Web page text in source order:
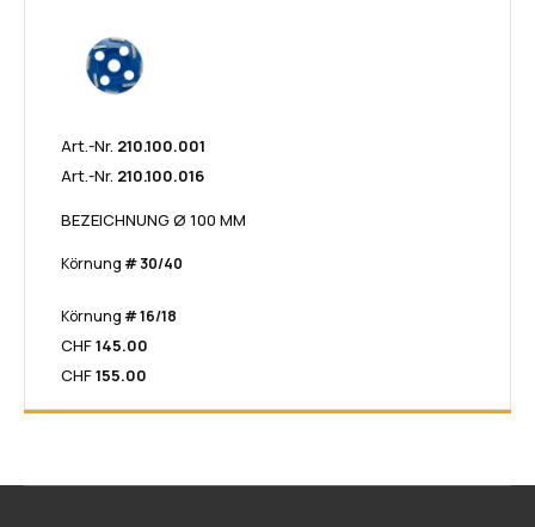
Art.-Nr. 210.100.001
Art.-Nr. 210.100.016
BEZEICHNUNG Ø 100 MM
Körnung # 30/40
Körnung # 16/18
CHF145.00
CHF155.00